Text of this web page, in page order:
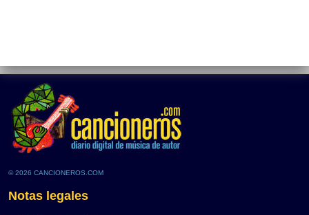
© 2026 CANCIONEROS.COM
Notas legales